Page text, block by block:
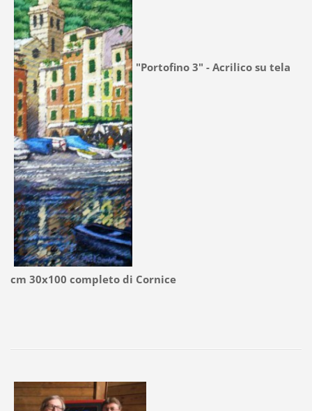
"Portofino 3" - Acrilico su tela
cm 30x100 completo di Cornice